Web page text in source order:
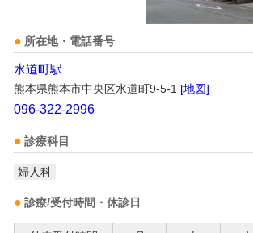
所在地・電話番号
水道町駅
熊本県熊本市中央区水道町9-5-1 [地図]
096-322-2996
診療科目
婦人科
診療/受付時間・休診日